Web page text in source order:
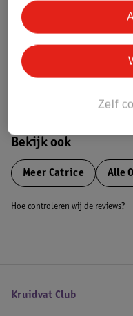
Bekijk ook
Meer Catrice Alle
Hoe controleren wij de reviews?
Kruidvat Club
Zelf